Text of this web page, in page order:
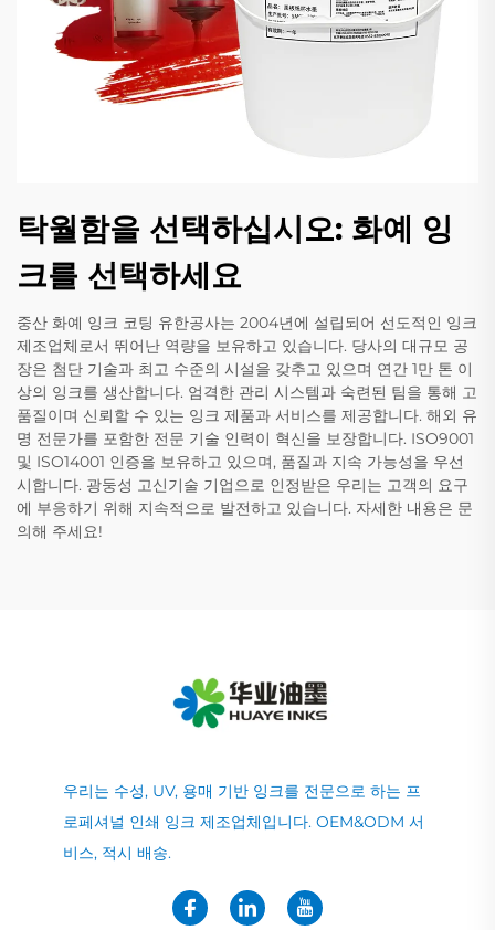
탁월함을 선택하십시오: 화예 잉
크를 선택하세요
중산 화예 잉크 코팅 유한공사는 2004년에 설립되어 선도적인 잉크
제조업체로서 뛰어난 역량을 보유하고 있습니다. 당사의 대규모 공
장은 첨단 기술과 최고 수준의 시설을 갖추고 있으며 연간 1만 톤 이
상의 잉크를 생산합니다. 엄격한 관리 시스템과 숙련된 팀을 통해 고
품질이며 신뢰할 수 있는 잉크 제품과 서비스를 제공합니다. 해외 유
명 전문가를 포함한 전문 기술 인력이 혁신을 보장합니다. ISO9001
및 ISO14001 인증을 보유하고 있으며, 품질과 지속 가능성을 우선
시합니다. 광둥성 고신기술 기업으로 인정받은 우리는 고객의 요구
에 부응하기 위해 지속적으로 발전하고 있습니다. 자세한 내용은 문
의해 주세요!
우리는 수성, UV, 용매 기반 잉크를 전문으로 하는 프
로페셔널 인쇄 잉크 제조업체입니다. OEM&ODM 서
비스, 적시 배송.